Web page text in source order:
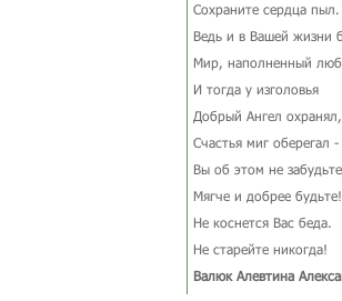
Сохраните сердца пыл.
Ведь и в Вашей жизни
Мир, наполненный
И тогда у изголовья
Добрый Ангел охранял,
Счастья миг оберегал -
Вы об этом не
Мягче и добрее будьте!
Не коснется Вас беда.
Не старейте никогда!
Валюк Алевтина